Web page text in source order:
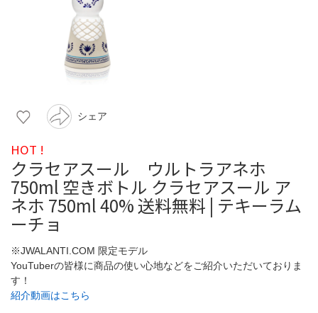
シェア
HOT !
クラセアスール ウルトラアネホ
750ml 空きボトル クラセアスール ア
ネホ 750ml 40% 送料無料 | テキーラム
ーチョ
※JWALANTI.COM 限定モデル
YouTuberの皆様に商品の使い心地などをご紹介いただいておりま
す！
紹介動画はこちら